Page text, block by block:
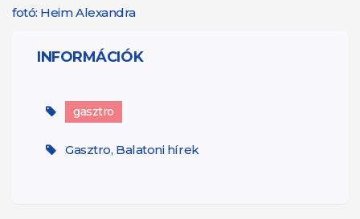
fotó: Heim Alexandra
INFORMÁCIÓK
gasztro
Gasztro, Balatoni hírek